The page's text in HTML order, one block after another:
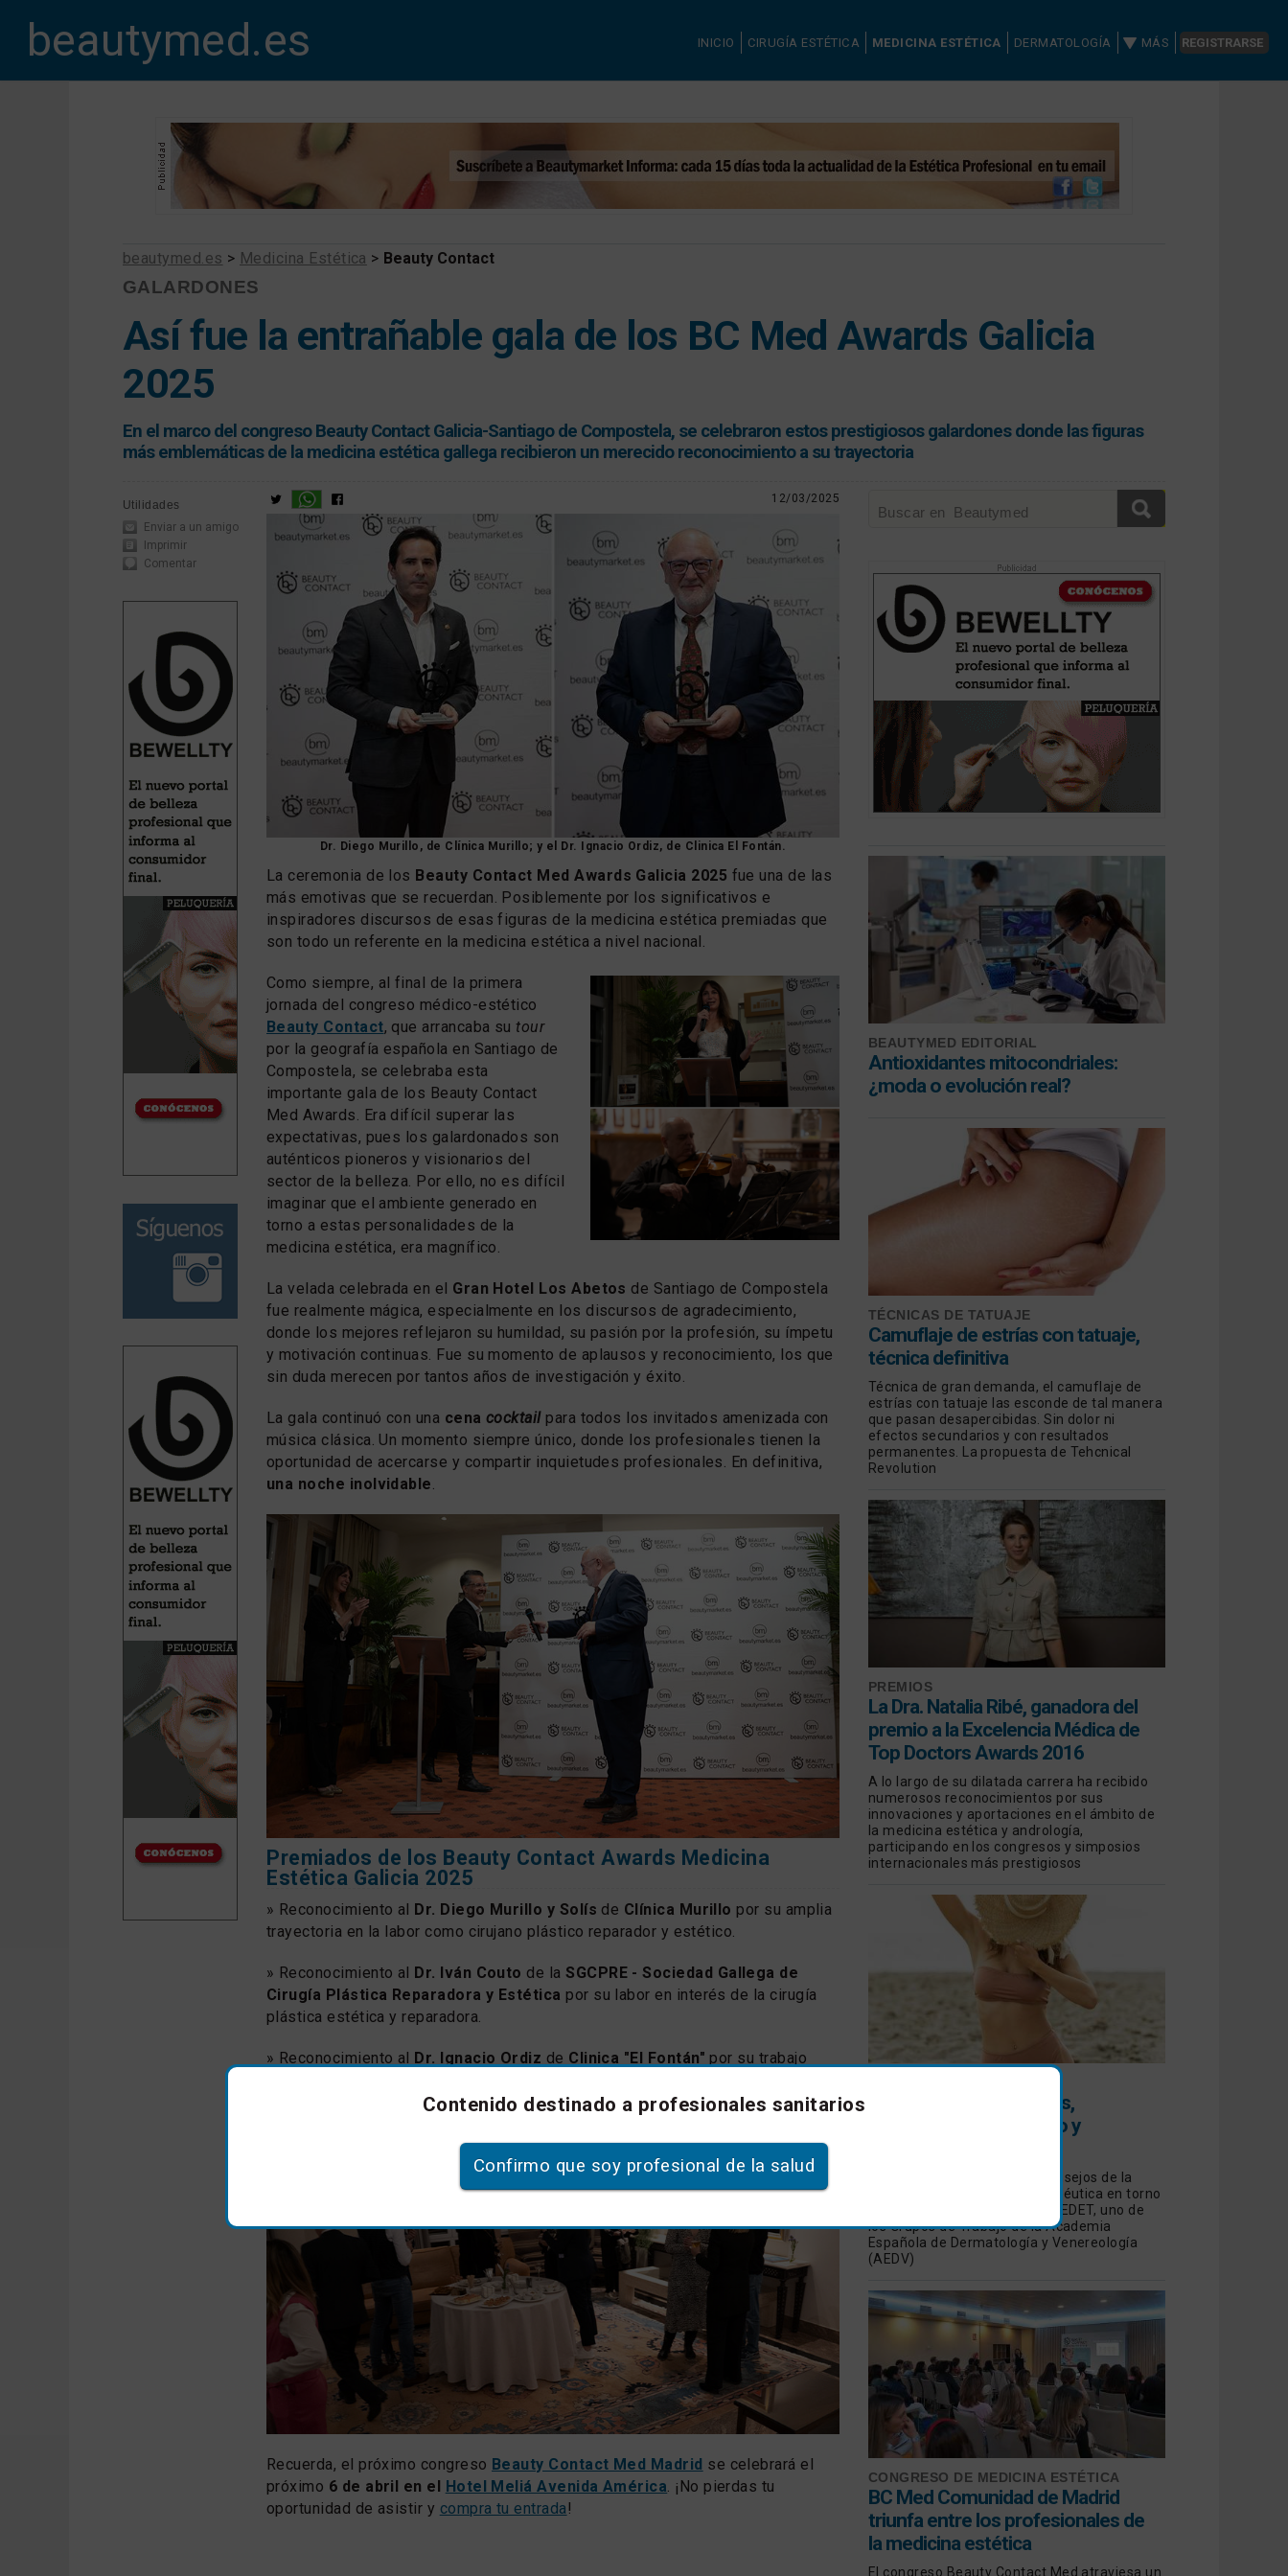
beautymed.es INICIO CIRUGÍA ESTÉTICA MEDICINA ESTÉTICA DERMATOLOGÍA MÁS REGISTRARSE
beautymed.es > Medicina Estética > Beauty Contact
GALARDONES
Así fue la entrañable gala de los BC Med Awards Galicia
2025
En el marco del congreso Beauty Contact Galicia-Santiago de Compostela, se celebraron estos prestigiosos galardones donde las figuras
más emblemáticas de la medicina estética gallega recibieron un merecido reconocimiento a su trayectoria
Utilidades
Enviar a un amigo
Imprimir
Comentar
BEAUTYMED EDITORIAL
Antioxidantes mitocondriales:
¿moda o evolución real?
TÉCNICAS DE TATUAJE
Camuflaje de estrías con tatuaje,
técnica definitiva
Técnica de gran demanda, el camuflaje de
estrías con tatuaje las esconde de tal manera
que pasan desapercibidas. Sin dolor ni
efectos secundarios y con resultados
permanentes. La propuesta de Tehcnical
Revolution
PREMIOS
La Dra. Natalia Ribé, ganadora del
premio a la Excelencia Médica de
Top Doctors Awards 2016
A lo largo de su dilatada carrera ha recibido
numerosos reconocimientos por sus
innovaciones y aportaciones en el ámbito de
la medicina estética y andrología,
participando en los congresos y simposios
internacionales más prestigiosos
Todo sobre las manchas,
prevención, diagnóstico y
Revisamos las opiniones y consejos de la
Dermatología Estética y Terapéutica en torno
a las manchas de manos de GEDET, uno de
los Grupos de Trabajo de la Academia
Española de Dermatología y Venereología
(AEDV)
CONGRESO DE MEDICINA ESTÉTICA
BC Med Comunidad de Madrid
triunfa entre los profesionales de
la medicina estética
El congreso Beauty Contact Med atraviesa un
12/03/2025
Dr. Diego Murillo, de Clínica Murillo; y el Dr. Ignacio Ordiz, de Clinica El Fontán.
La ceremonia de los Beauty Contact Med Awards Galicia 2025 fue una de las
más emotivas que se recuerdan. Posiblemente por los significativos e
inspiradores discursos de esas figuras de la medicina estética premiadas que
son todo un referente en la medicina estética a nivel nacional.
Como siempre, al final de la primera
jornada del congreso médico-estético
Beauty Contact, que arrancaba sutour
por la geografía española en Santiago de
Compostela, se celebraba esta
importante gala de los Beauty Contact
Med Awards. Era difícil superar las
expectativas, pues los galardonados son
auténticos pioneros y visionarios del
sector de la belleza. Por ello, no es difícil
imaginar que el ambiente generado en
torno a estas personalidades de la
medicina estética, era magnífico.
La velada celebrada en el Gran Hotel Los Abetos de Santiago de Compostela
fue realmente mágica, especialmente en los discursos de agradecimiento,
donde los mejores reflejaron su humildad, su pasión por la profesión, su ímpetu
y motivación continuas. Fue su momento de aplausos y reconocimiento, los que
sin duda merecen por tantos años de investigación y éxito.
La gala continuó con una cenacocktailpara todos los invitados amenizada con
música clásica. Un momento siempre único, donde los profesionales tienen la
oportunidad de acercarse y compartir inquietudes profesionales. En definitiva,
una noche inolvidable.
Premiados de los Beauty Contact Awards Medicina
Estética Galicia 2025
» Reconocimiento al Dr. Diego Murillo y Solís de Clínica Murillo por su amplia
trayectoria en la labor como cirujano plástico reparador y estético.
» Reconocimiento al Dr. Iván Couto de laSGCPRE - Sociedad Gallega de
Cirugía Plástica Reparadora y Estética por su labor en interés de la cirugía
plástica estética y reparadora.
» Reconocimiento al Dr. Ignacio Ordiz de Clinica "El Fontán" por su trabajo
Recuerda, el próximo congreso Beauty Contact Med Madrid se celebrará el
próximo 6 de abril en el Hotel Meliá Avenida América. ¡No pierdas tu
oportunidad de asistir y compra tu entrada !
Contenido destinado a profesionales sanitarios
Confirmo que soy profesional de la salud